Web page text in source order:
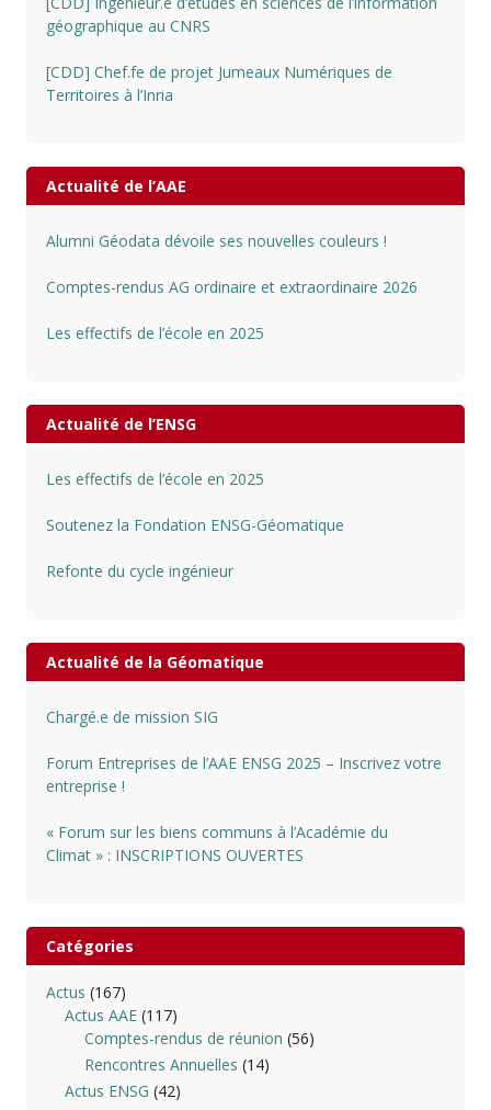
géographique au CNRS
[CDD] Chef.fe de projet Jumeaux Numériques de
Territoires à l’Inria
Actualité de l’AAE
Alumni Géodata dévoile ses nouvelles couleurs !
Comptes-rendus AG ordinaire et extraordinaire 2026
Les effectifs de l’école en 2025
Actualité de l’ENSG
Les effectifs de l’école en 2025
Soutenez la Fondation ENSG-Géomatique
Refonte du cycle ingénieur
Actualité de la Géomatique
Chargé.e de mission SIG
Forum Entreprises de l’AAE ENSG 2025 – Inscrivez votre
entreprise !
« Forum sur les biens communs à l’Académie du
Climat » : INSCRIPTIONS OUVERTES
Catégories
Actus (167)
Actus AAE (117)
Comptes-rendus de réunion (56)
Rencontres Annuelles (14)
Actus ENSG (42)